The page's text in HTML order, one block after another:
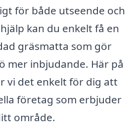
för både utseende och
kan du enkelt få en
gräsmatta som gör
mer inbjudande. Här på
vi det enkelt för dig att
företag som erbjuder
område.